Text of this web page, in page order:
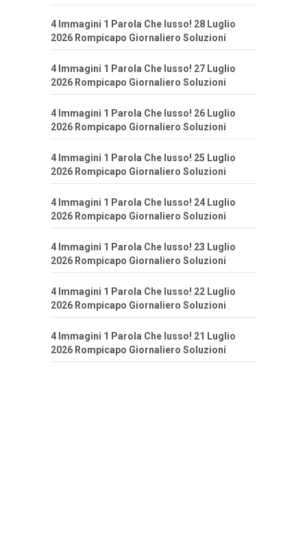
4 Immagini 1 Parola Che lusso! 28 Luglio
2026 Rompicapo Giornaliero Soluzioni
4 Immagini 1 Parola Che lusso! 27 Luglio
2026 Rompicapo Giornaliero Soluzioni
4 Immagini 1 Parola Che lusso! 26 Luglio
2026 Rompicapo Giornaliero Soluzioni
4 Immagini 1 Parola Che lusso! 25 Luglio
2026 Rompicapo Giornaliero Soluzioni
4 Immagini 1 Parola Che lusso! 24 Luglio
2026 Rompicapo Giornaliero Soluzioni
4 Immagini 1 Parola Che lusso! 23 Luglio
2026 Rompicapo Giornaliero Soluzioni
4 Immagini 1 Parola Che lusso! 22 Luglio
2026 Rompicapo Giornaliero Soluzioni
4 Immagini 1 Parola Che lusso! 21 Luglio
2026 Rompicapo Giornaliero Soluzioni